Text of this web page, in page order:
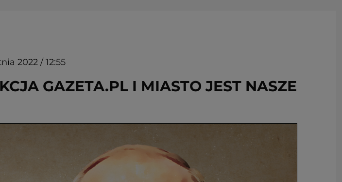
2022 / 12:55
GAZETA.PL I MIASTO JEST NASZE